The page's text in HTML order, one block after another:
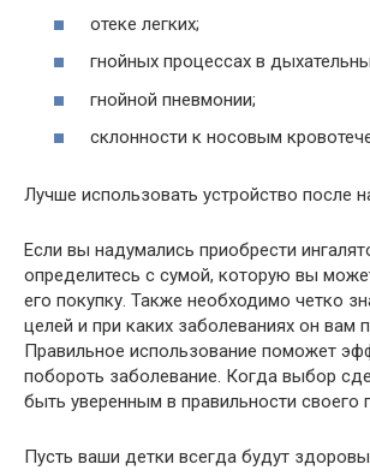
отеке легких;
гнойных процессах в
гнойной пневмонии;
склонности к носовым
Лучше использовать устройство после
Если вы надумались приобрести
определитесь с сумой, которую вы
его покупку. Также необходимо четко
целей и при каких заболеваниях он вам
Правильное использование поможет
побороть заболевание. Когда выбор
быть уверенным в правильности своего
Пусть ваши детки всегда будут